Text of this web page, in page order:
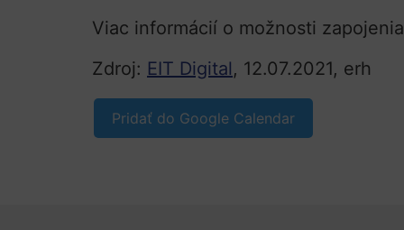
Viac informácií o možnosti
Zdroj: EIT Digital, 12.07.2021, erh
Pridať do Google Calendar